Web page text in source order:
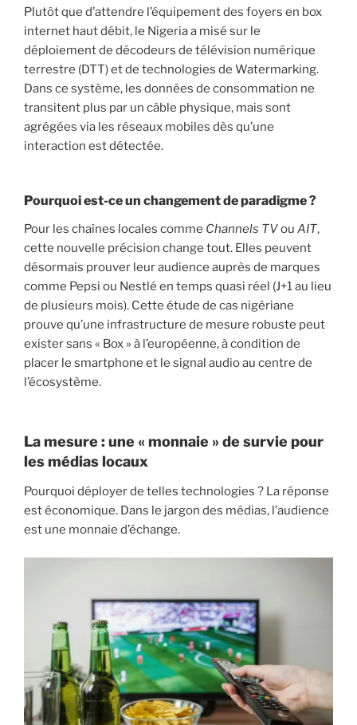
Plutôt que d’attendre l’équipement des foyers en box
internet haut débit, le Nigeria a misé sur le
déploiement de décodeurs de télévision numérique
terrestre (DTT) et de technologies de Watermarking.
Dans ce système, les données de consommation ne
transitent plus par un câble physique, mais sont
agrégées via les réseaux mobiles dès qu’une
interaction est détectée.
Pourquoi est-ce un changement de paradigme ?
Pour les chaînes locales comme Channels TVou AIT,
cette nouvelle précision change tout. Elles peuvent
désormais prouver leur audience auprès de marques
comme Pepsi ou Nestlé en temps quasi réel (J+1 au lieu
de plusieurs mois). Cette étude de cas nigériane
prouve qu’une infrastructure de mesure robuste peut
exister sans « Box » à l’européenne, à condition de
placer le smartphone et le signal audio au centre de
l’écosystème.
La mesure : une « monnaie » de survie pour
les médias locaux
Pourquoi déployer de telles technologies ? La réponse
est économique. Dans le jargon des médias, l’audience
est une monnaie d’échange.